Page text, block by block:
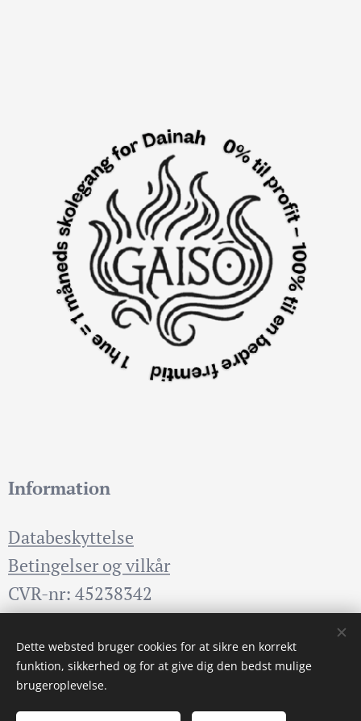
Information
Databeskyttelse
Betingelser og vilkår
CVR-nr: 45238342
Cookies
Dette websted bruger cookies for at sikre en korrekt
funktion, sikkerhed og for at give dig den bedst mulige
brugeroplevelse.